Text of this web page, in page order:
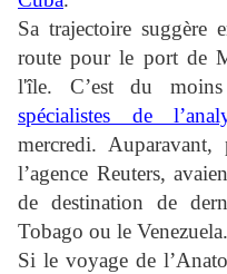
Sa trajectoire suggère
route pour le port de
l'île. C’est du
spécialistes de
mercredi.
l’agence Reuters,
de destination de
Tobago ou le Venezuela.
Si le voyage de